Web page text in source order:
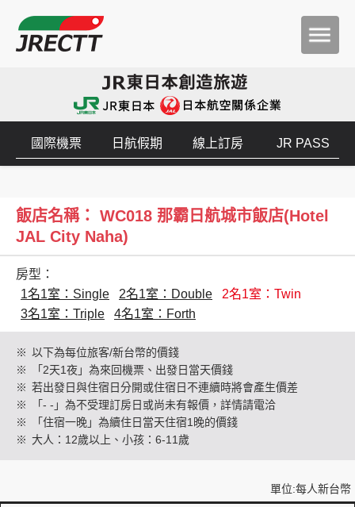
創造旅遊
國際機票 日航假期 線上訂房 JR PASS
飯店名稱： WC018 那霸日航城市飯店(Hotel
JAL City Naha)
房型：
1名1室：Single
2名1室：Double
2名1室：Twin
3名1室：Triple
4名1室：Forth
※ 以下為每位旅客/新台幣的價錢
※
「2天1夜」為來回機票、出發日當天價錢
※ 若出發日與住宿日分開或住宿日不連續時將會產生價差
※
「- -」為不受理訂房日或尚未有報價，詳情請電洽
※
「住宿一晚」為續住日當天住宿1晚的價錢
※ 大人：12歲以上、小孩：6-11歲
單位:每人新台幣